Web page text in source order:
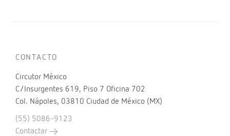
CONTACTO
Circutor México
C/Insurgentes 619, Piso 7 Oficina 702
Col. Nápoles, 03810 Ciudad de México (MX)
(55) 5086-9123
Contactar